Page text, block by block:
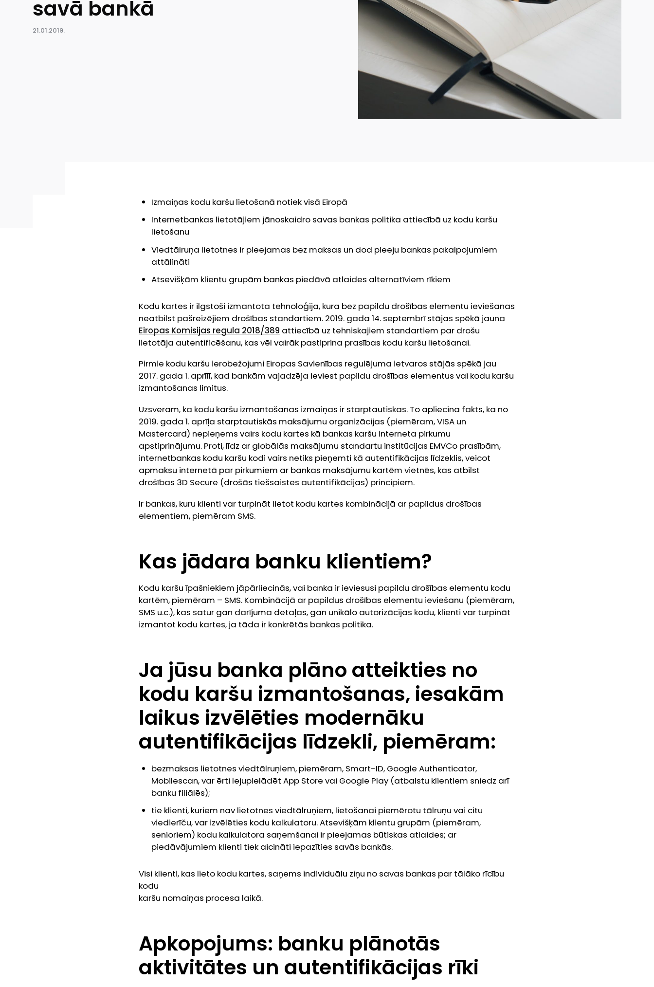
savā bankā
21.01.2019.
Izmaiņas kodu karšu lietošanā notiek visā Eiropā
Internetbankas lietotājiem jānoskaidro savas bankas politika attiecībā uz kodu karšu
lietošanu
Viedtālruņa lietotnes ir pieejamas bez maksas un dod pieeju bankas pakalpojumiem
attālināti
Atsevišķām klientu grupām bankas piedāvā atlaides alternatīviem rīkiem
Kodu kartes ir ilgstoši izmantota tehnoloģija, kura bez papildu drošības elementu ieviešanas
neatbilst pašreizējiem drošības standartiem. 2019. gada 14. septembrī stājas spēkā jauna
Eiropas Komisijas regula 2018/389 attiecībā uz tehniskajiem standartiem par drošu
lietotāja autentificēšanu, kas vēl vairāk pastiprina prasības kodu karšu lietošanai.
Pirmie kodu karšu ierobežojumi Eiropas Savienības regulējuma ietvaros stājās spēkā jau
2017. gada 1. aprīlī, kad bankām vajadzēja ieviest papildu drošības elementus vai kodu karšu
izmantošanas limitus.
Uzsveram, ka kodu karšu izmantošanas izmaiņas ir starptautiskas. To apliecina fakts, ka no
2019. gada 1. aprīļa starptautiskās maksājumu organizācijas (piemēram, VISA un
Mastercard) nepieņems vairs kodu kartes kā bankas karšu interneta pirkumu
apstiprinājumu. Proti, līdz ar globālās maksājumu standartu institūcijas EMVCo prasībām,
internetbankas kodu karšu kodi vairs netiks pieņemti kā autentifikācijas līdzeklis, veicot
apmaksu internetā par pirkumiem ar bankas maksājumu kartēm vietnēs, kas atbilst
drošības 3D Secure (drošās tiešsaistes autentifikācijas) principiem.
Ir bankas, kuru klienti var turpināt lietot kodu kartes kombinācijā ar papildus drošības
elementiem, piemēram SMS.
Kas jādara banku klientiem?
Kodu karšu īpašniekiem jāpārliecinās, vai banka ir ieviesusi papildu drošības elementu kodu
kartēm, piemēram – SMS. Kombinācijā ar papildus drošības elementu ieviešanu (piemēram,
SMS u.c.), kas satur gan darījuma detaļas, gan unikālo autorizācijas kodu, klienti var turpināt
izmantot kodu kartes, ja tāda ir konkrētās bankas politika.
Ja jūsu banka plāno atteikties no
kodu karšu izmantošanas, iesakām
laikus izvēlēties modernāku
autentifikācijas līdzekli, piemēram:
bezmaksas lietotnes viedtālruņiem, piemēram, Smart-ID, Google Authenticator,
Mobilescan, var ērti lejupielādēt App Store vai Google Play (atbalstu klientiem sniedz arī
banku filiālēs);
tie klienti, kuriem nav lietotnes viedtālruņiem, lietošanai piemērotu tālruņu vai citu
viedierīču, var izvēlēties kodu kalkulatoru. Atsevišķām klientu grupām (piemēram,
senioriem) kodu kalkulatora saņemšanai ir pieejamas būtiskas atlaides; ar
piedāvājumiem klienti tiek aicināti iepazīties savās bankās.
Visi klienti, kas lieto kodu kartes, saņems individuālu ziņu no savas bankas par tālāko rīcību
kodu
karšu nomaiņas procesa laikā.
Apkopojums: banku plānotās
aktivitātes un autentifikācijas rīki